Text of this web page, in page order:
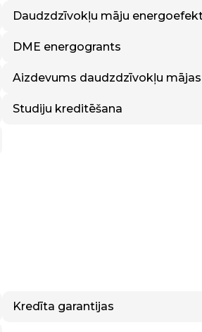
Daudzdzīvokļu māju
DME energogrants
Aizdevums daudzdzīvokļu
Studiju kreditēšana
Kredīta garantijas